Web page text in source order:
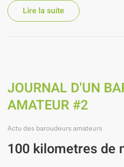
Lire la suite
JOURNAL D'UN
AMATEUR #2
Actu des baroudeurs amateurs
100 kilometres de